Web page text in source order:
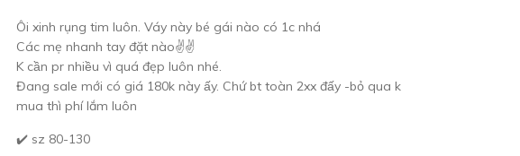
Ôi xinh rụng tim luôn. Váy này bé gái nào có 1c nhá
Các mẹ nhanh tay đặt nào✌️✌️
K cần pr nhiều vì quá đẹp luôn nhé.
Đang sale mới có giá 180k này ấy. Chứ bt toàn 2xx đấy -bỏ qua k
mua thì phí lắm luôn
✔️ sz 80-130